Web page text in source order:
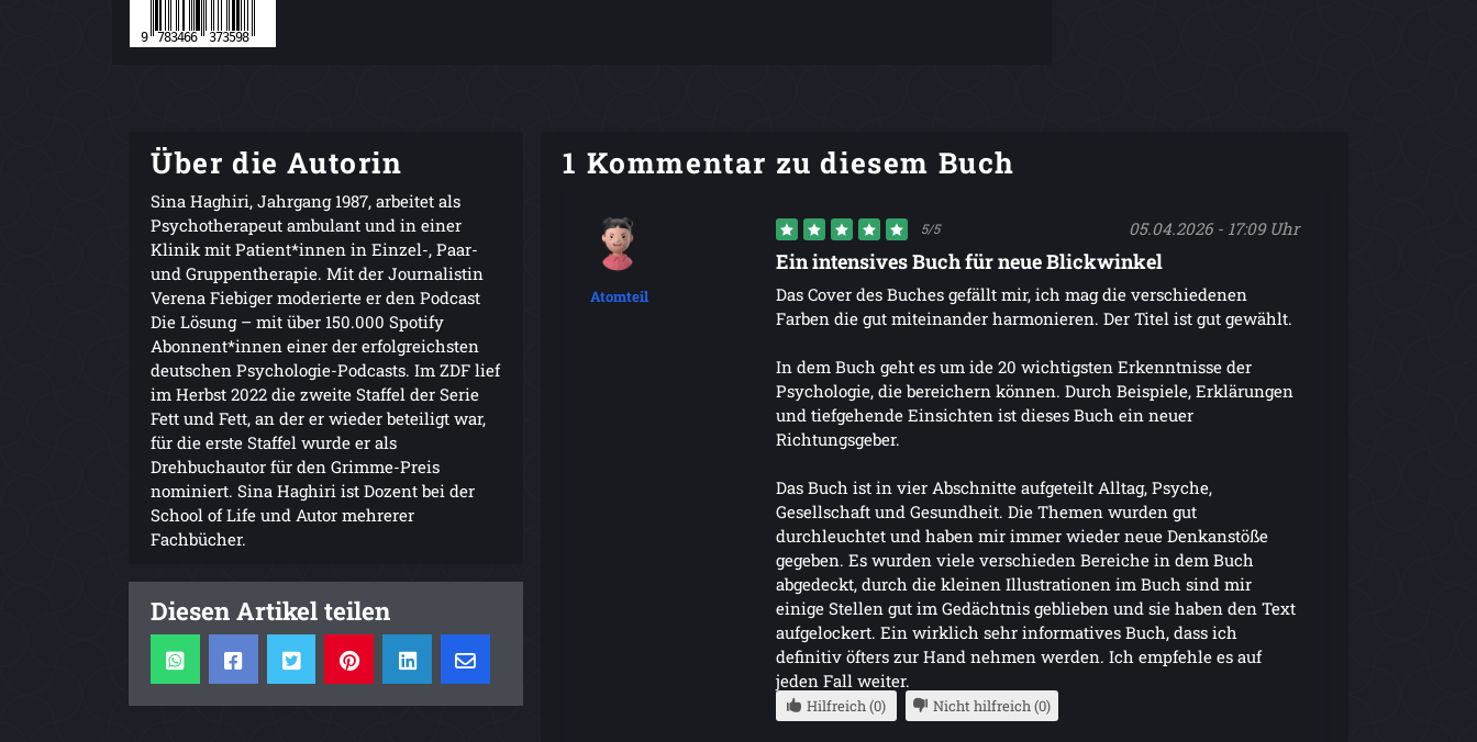
Über die Autorin
Sina Haghiri, Jahrgang 1987, arbeitet als
Psychotherapeut ambulant und in einer
Klinik mit Patient*innen in Einzel-, Paar-
und Gruppentherapie. Mit der Journalistin
Verena Fiebiger moderierte er den Podcast
Die Lösung – mit über 150.000 Spotify
Abonnent*innen einer der erfolgreichsten
deutschen Psychologie-Podcasts. Im ZDF lief
im Herbst 2022 die zweite Staffel der Serie
Fett und Fett, an der er wieder beteiligt war,
für die erste Staffel wurde er als
Drehbuchautor für den Grimme-Preis
nominiert. Sina Haghiri ist Dozent bei der
School of Life und Autor mehrerer
Fachbücher.
Diesen Artikel teilen
1 Kommentar zu diesem Buch
Atomteil
5/5 05.04.2026 - 17:09 Uhr
Ein intensives Buch für neue Blickwinkel
Das Cover des Buches gefällt mir, ich mag die verschiedenen
Farben die gut miteinander harmonieren. Der Titel ist gut gewählt.
In dem Buch geht es um ide 20 wichtigsten Erkenntnisse der
Psychologie, die bereichern können. Durch Beispiele, Erklärungen
und tiefgehende Einsichten ist dieses Buch ein neuer
Richtungsgeber.
Das Buch ist in vier Abschnitte aufgeteilt Alltag, Psyche,
Gesellschaft und Gesundheit. Die Themen wurden gut
durchleuchtet und haben mir immer wieder neue Denkanstöße
gegeben. Es wurden viele verschieden Bereiche in dem Buch
abgedeckt, durch die kleinen Illustrationen im Buch sind mir
einige Stellen gut im Gedächtnis geblieben und sie haben den Text
aufgelockert. Ein wirklich sehr informatives Buch, dass ich
definitiv öfters zur Hand nehmen werden. Ich empfehle es auf
jeden Fall weiter.
Hilfreich (0) Nicht hilfreich (0)